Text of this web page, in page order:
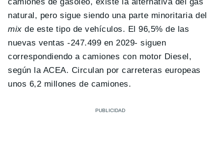
natural, pero sigue siendo una parte minoritaria del
mix de este tipo de vehículos. El 96,5% de las
nuevas ventas -247.499 en 2029- siguen
correspondiendo a camiones con motor Diesel,
según la ACEA. Circulan por carreteras europeas
unos 6,2 millones de camiones.